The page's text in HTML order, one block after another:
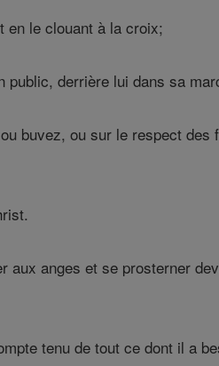
en le clouant à la croix;
derrière lui dans sa
buvez, ou sur le respect des
anges et se prosterner
tenu de tout ce dont il a